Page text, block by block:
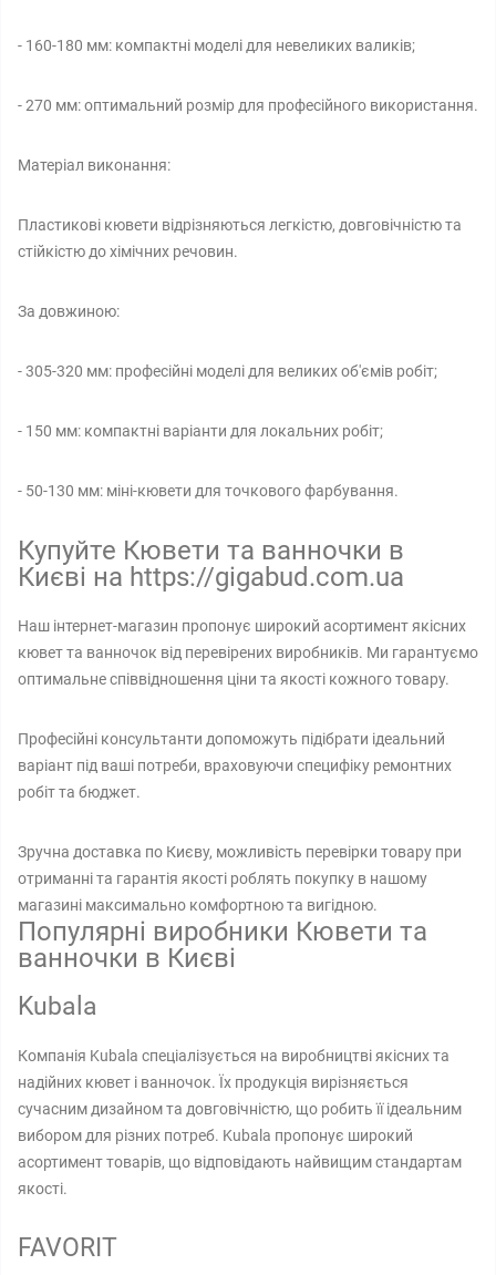
- 160-180 мм: компактні моделі для невеликих валиків;
- 270 мм: оптимальний розмір для професійного використання.
Матеріал виконання:
Пластикові кювети відрізняються легкістю, довговічністю та
стійкістю до хімічних речовин.
За довжиною:
- 305-320 мм: професійні моделі для великих об'ємів робіт;
- 150 мм: компактні варіанти для локальних робіт;
- 50-130 мм: міні-кювети для точкового фарбування.
Купуйте Кювети та ванночки в
Києві на https://gigabud.com.ua
Наш інтернет-магазин пропонує широкий асортимент якісних
кювет та ванночок від перевірених виробників. Ми гарантуємо
оптимальне співвідношення ціни та якості кожного товару.
Професійні консультанти допоможуть підібрати ідеальний
варіант під ваші потреби, враховуючи специфіку ремонтних
робіт та бюджет.
Зручна доставка по Києву, можливість перевірки товару при
отриманні та гарантія якості роблять покупку в нашому
магазині максимально комфортною та вигідною.
Популярні виробники Кювети та
ванночки в Києві
Kubala
Компанія Kubala спеціалізується на виробництві якісних та
надійних кювет і ванночок. Їх продукція вирізняється
сучасним дизайном та довговічністю, що робить її ідеальним
вибором для різних потреб. Kubala пропонує широкий
асортимент товарів, що відповідають найвищим стандартам
якості.
FAVORIT